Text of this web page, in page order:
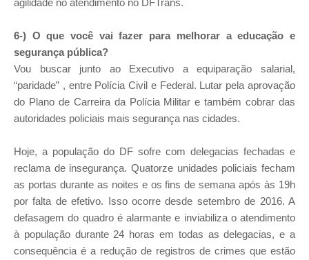
agilidade no atendimento no DFTrans.
6-) O que você vai fazer para melhorar a educação e
segurança pública?
Vou buscar junto ao Executivo a equiparação salarial,
“paridade” , entre Polícia Civil e Federal. Lutar pela aprovação
do Plano de Carreira da Polícia Militar e também cobrar das
autoridades policiais mais segurança nas cidades.
Hoje, a população do DF sofre com delegacias fechadas e
reclama de insegurança. Quatorze unidades policiais fecham
as portas durante as noites e os fins de semana após às 19h
por falta de efetivo. Isso ocorre desde setembro de 2016. A
defasagem do quadro é alarmante e inviabiliza o atendimento
à população durante 24 horas em todas as delegacias, e a
consequência é a redução de registros de crimes que estão